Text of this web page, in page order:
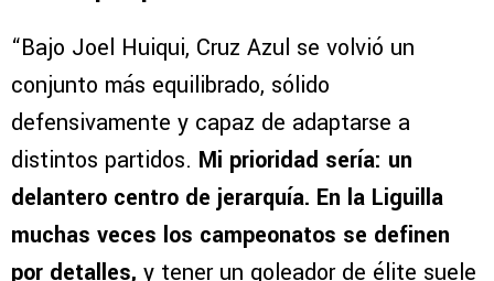
“Bajo Joel Huiqui, Cruz Azul se volvió un
conjunto más equilibrado, sólido
defensivamente y capaz de adaptarse a
distintos partidos. Mi prioridad sería: un
delantero centro de jerarquía. En la Liguilla
muchas veces los campeonatos se definen
por detalles, y tener un goleador de élite suele